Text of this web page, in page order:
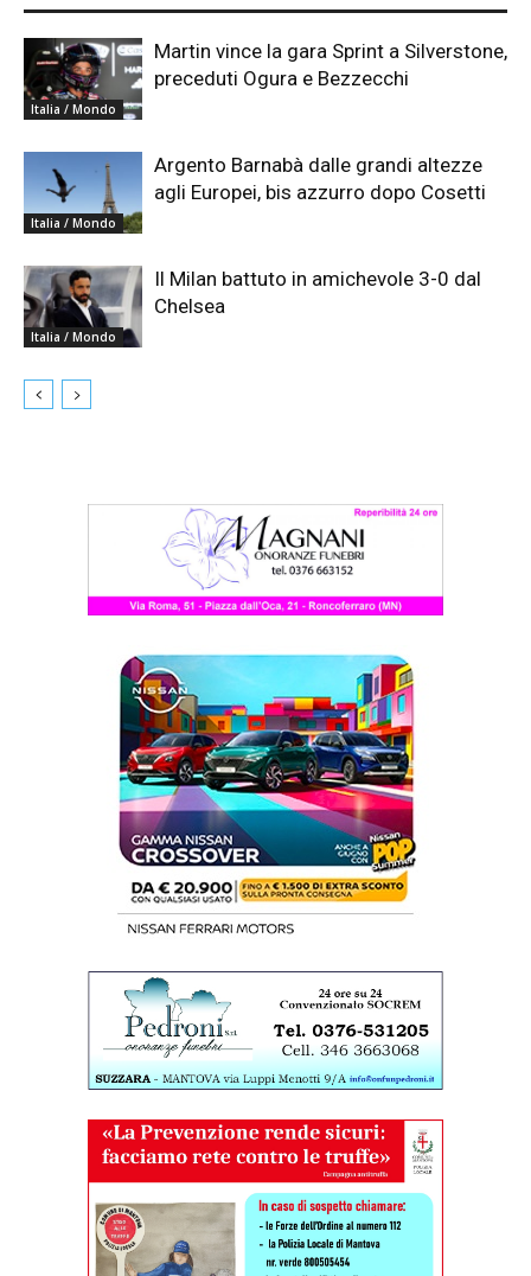
Italia / Mondo
Martin vince la gara Sprint a Silverstone,
preceduti Ogura e Bezzecchi
Italia / Mondo
Argento Barnabà dalle grandi altezze
agli Europei, bis azzurro dopo Cosetti
Italia / Mondo
Il Milan battuto in amichevole 3-0 dal
Chelsea